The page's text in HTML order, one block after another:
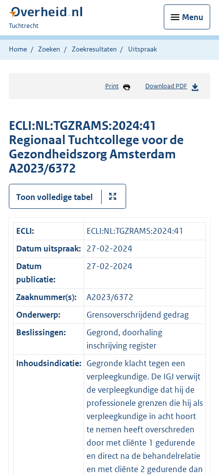
Menu
U
bent
hier:
Tuchtrecht
Home Zoeken Zoekresultaten Uitspraak
Print Download PDF
ECLI:NL:TGZRAMS:2024:41
Regionaal Tuchtcollege voor de
Gezondheidszorg Amsterdam
A2023/6372
Toon volledige tabel
ECLI:
ECLI:NL:TGZRAMS:2024:41
Datum uitspraak: 27-02-2024
Datum
publicatie:
27-02-2024
Zaaknummer(s):
A2023/6372
Onderwerp:
Grensoverschrijdend gedrag
Beslissingen:
Gegrond, doorhaling
inschrijving register
Inhoudsindicatie: Gegronde klacht tegen een
verpleegkundige. De IGJ verwijt
de verpleegkundige dat hij de
professionele grenzen die hij als
verpleegkundige in acht hoort
te nemen heeft overschreden
door met cliënte 1 gedurende
en direct na de behandelrelatie
en met cliënte 2 gedurende dan